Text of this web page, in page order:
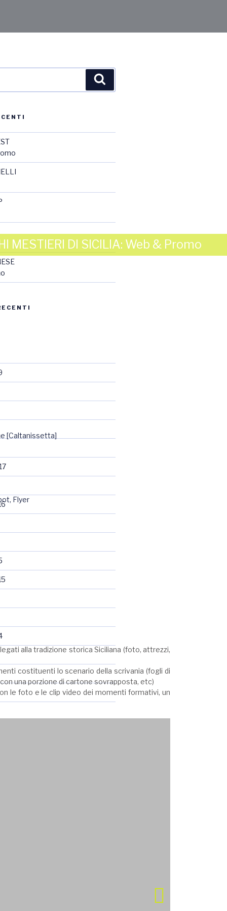
MESTIERI DI SICILIA: Web & Promo
[Caltanissetta]
Flyer
alla tradizione storica Siciliana (foto, attrezzi,
costituenti lo scenario della scrivania (fogli di
una porzione di cartone sovrapposta, etc)
le foto e le clip video dei momenti formativi, un